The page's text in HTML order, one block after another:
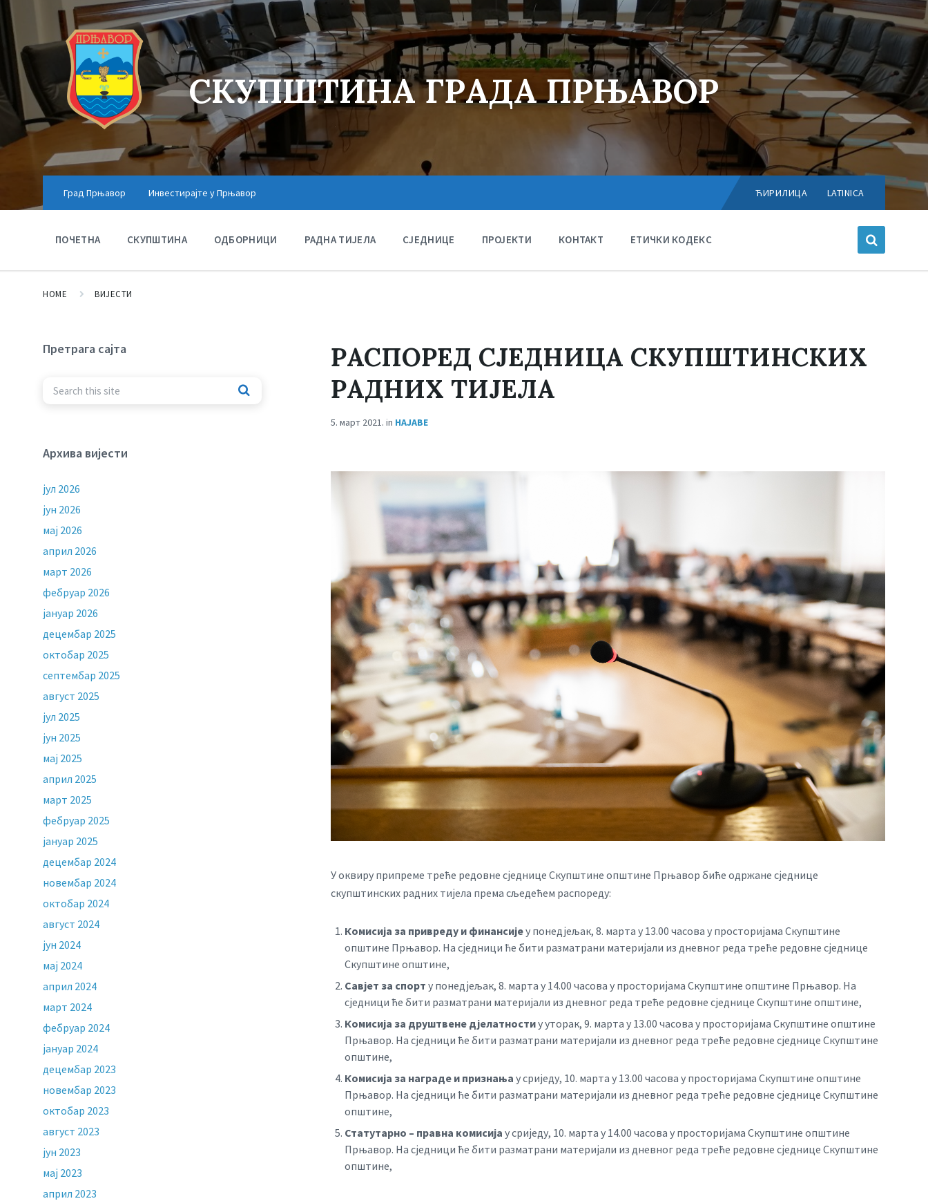
СКУПШТИНА ГРАДА ПРЊАВОР
Град Прњавор Инвестирајте у Прњавор
Choose
language:
ЋИРИЛИЦА LATINICA
ПОЧЕТНА СКУПШТИНА ОДБОРНИЦИ РАДНА ТИЈЕЛА СЈЕДНИЦЕ ПРОЈЕКТИ КОНТАКТ ЕТИЧКИ КОДЕКС
HOME ВИЈЕСТИ
РАСПОРЕД СЈЕДНИЦА СКУПШТИНСКИХ
РАДНИХ ТИЈЕЛА
5. март 2021. in НАЈАВЕ
У оквиру припреме треће редовне сједнице Скупштине општине Прњавор биће одржане сједнице
скупштинских радних тијела према сљедећем распореду:
Комисија за привреду и финансијеу понедјељак, 8. марта у 13.00 часова у просторијама Скупштине
општине Прњавор. На сједници ће бити разматрани материјали из дневног реда треће редовне сједнице
Скупштине општине,
Савјет за спорт у понедјељак, 8. марта у 14.00 часова у просторијама Скупштине општине Прњавор. На
сједници ће бити разматрани материјали из дневног реда треће редовне сједнице Скупштине општине,
Комисија за друштвене дјелатностиу уторак, 9. марта у 13.00 часова у просторијама Скупштине општине
Прњавор. На сједници ће бити разматрани материјали из дневног реда треће редовне сједнице Скупштине
општине,
Комисија за награде и признања у сриједу, 10. марта у 13.00 часова у просторијама Скупштине општине
Прњавор. На сједници ће бити разматрани материјали из дневног реда треће редовне сједнице Скупштине
општине,
Статутарно – правна комисија у сриједу, 10. марта у 14.00 часова у просторијама Скупштине општине
Прњавор. На сједници ће бити разматрани материјали из дневног реда треће редовне сједнице Скупштине
општине,
Претрага сајта
Архива вијести
јул 2026
јун 2026
мај 2026
април 2026
март 2026
фебруар 2026
јануар 2026
децембар 2025
октобар 2025
септембар 2025
август 2025
јул 2025
јун 2025
мај 2025
април 2025
март 2025
фебруар 2025
јануар 2025
децембар 2024
новембар 2024
октобар 2024
август 2024
јун 2024
мај 2024
април 2024
март 2024
фебруар 2024
јануар 2024
децембар 2023
новембар 2023
октобар 2023
август 2023
јун 2023
мај 2023
април 2023